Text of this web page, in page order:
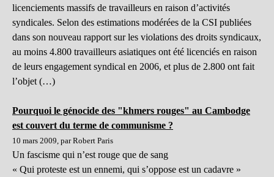
licenciements massifs de travailleurs en raison d’activités
syndicales. Selon des estimations modérées de la CSI publiées
dans son nouveau rapport sur les violations des droits syndicaux,
au moins 4.800 travailleurs asiatiques ont été licenciés en raison
de leurs engagement syndical en 2006, et plus de 2.800 ont fait
l’objet (…)
Pourquoi le génocide des "khmers rouges" au Cambodge
est couvert du terme de communisme ?
10 mars 2009, par Robert Paris
Un fascisme qui n’est rouge que de sang
« Qui proteste est un ennemi, qui s’oppose est un cadavre »